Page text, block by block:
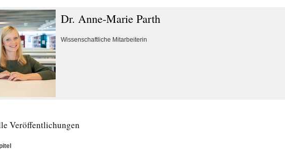
Dr. Anne-Marie Parth
Wissenschaftliche Mitarbeiterin
Veröffentlichungen